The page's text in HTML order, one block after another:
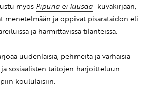
myös Pipuna ei kiusaa -kuvakirjaan,
menetelmään ja oppivat pisarataidon eli
ja harmittavissa tilanteissa.
uudenlaisia, pehmeitä ja varhaisia
sosiaalisten taitojen harjoitteluun
koululaisiin.